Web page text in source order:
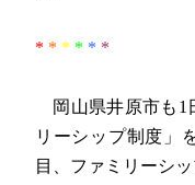
* * * * * *
岡山県井原市も1
リーシップ制度」
目、ファミリーシ